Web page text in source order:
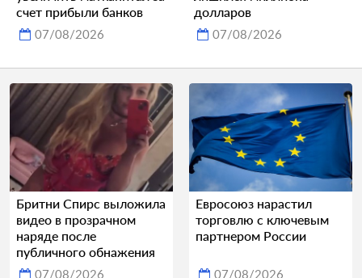
счет прибыли банков
07/08/2026
долларов
07/08/2026
Бритни Спирс выложила
видео в прозрачном
наряде после
публичного обнажения
07/08/2026
Евросоюз нарастил
торговлю с ключевым
партнером России
07/08/2026